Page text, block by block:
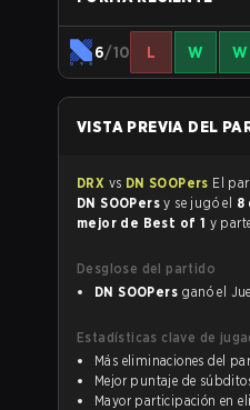
6/10 L W W
VISTA PREVIA DEL
DRX vs DN SOOPers
DN SOOPersy se jugó el 8
mejor de Best of 1 y
Desglose del partido
DN SOOPers
Estadísticas clave de
Más eliminaciones del
Mejor puntaje de
Mayor participación en